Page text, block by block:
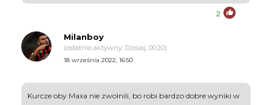
2
Milanboy
(ostatnio aktywny: Dzisiaj, 00:20)
18 września 2022, 16:50
Kurcze oby Maxa nie zwolnili, bo robi bardzo dobre wyniki w